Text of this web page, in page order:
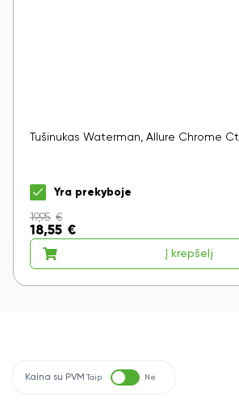
Tušinukas Waterman, Allure Chrome Ct
Yra prekyboje
19,95 €
18,55 €
Į krepšelį
Kaina su PVM Taip Ne